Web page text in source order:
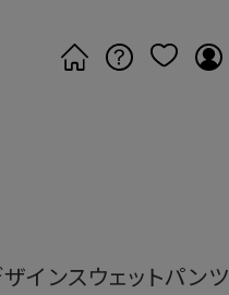
インスウェットパンツ